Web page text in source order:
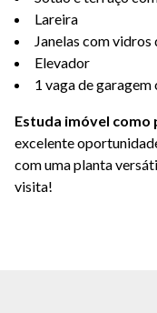
Lareira
Janelas com vidros
Elevador
1 vaga de
Estuda imóvel
excelente
com uma planta
visita!